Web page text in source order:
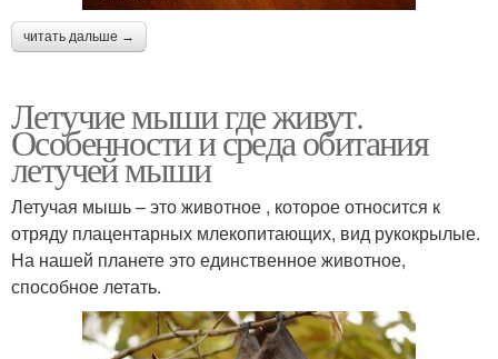
читать дальше →
Летучие мыши где живут.
Особенности и среда обитания
летучей мыши
Летучая мышь – это животное , которое относится к
отряду плацентарных млекопитающих, вид рукокрылые.
На нашей планете это единственное животное,
способное летать.